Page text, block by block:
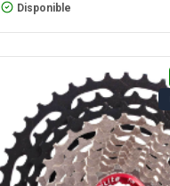
Disponible